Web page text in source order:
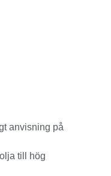
anvisning på
till hög